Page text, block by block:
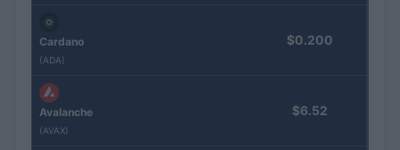
Cardano
(ADA)
$0.200
Avalanche
(AVAX)
$6.52